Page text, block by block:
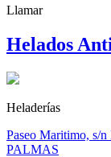
Llamar
Helados
Heladerías
Paseo Maritimo, s/
PALMAS